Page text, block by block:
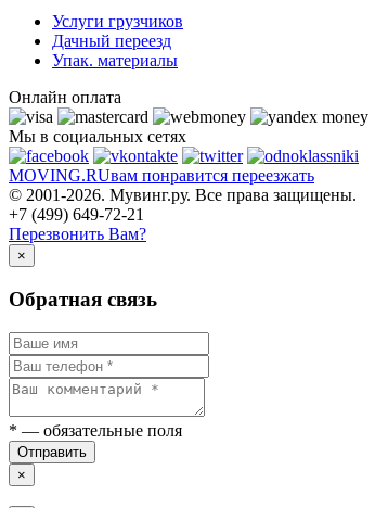
Услуги грузчиков
Дачный переезд
Упак. материалы
Онлайн оплата
Мы в социальных сетях
MOVING.RUвам понравится переезжать
© 2001-2026. Мувинг.ру. Все права защищены.
+7 (499) 649-72-21
Перезвонить Вам?
×
Обратная связь
* — обязательные поля
Отправить
×